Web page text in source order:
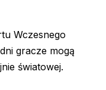
Wczesnego
gracze mogą
światowej.